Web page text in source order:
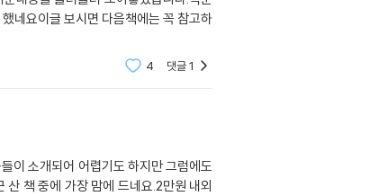
네요이글 보시면 다음책에는 꼭 참고하
4 댓글1
이 소개되어 어렵기도 하지만 그럼에도
책 중에 가장 맘에 드네요.2만원 내외